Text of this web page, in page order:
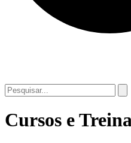
Cursos e